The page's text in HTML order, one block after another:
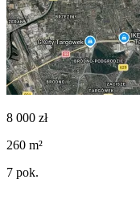
8 000 zł
260 m²
7 pok.